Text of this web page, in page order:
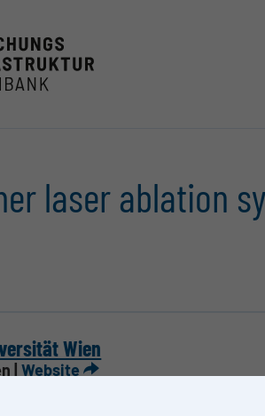
laser ablation
Wien
|Website